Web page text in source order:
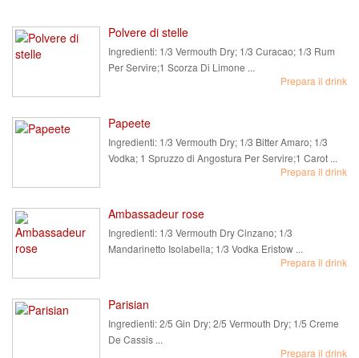
Polvere di stelle
Ingredienti: 1/3 Vermouth Dry; 1/3 Curacao; 1/3 Rum
Per Servire;1 Scorza Di Limone ...
Prepara il drink
Papeete
Ingredienti: 1/3 Vermouth Dry; 1/3 Bitter Amaro; 1/3
Vodka; 1 Spruzzo di Angostura Per Servire;1 Carot ...
Prepara il drink
Ambassadeur rose
Ingredienti: 1/3 Vermouth Dry Cinzano; 1/3
Mandarinetto Isolabella; 1/3 Vodka Eristow ...
Prepara il drink
Parisian
Ingredienti:2/5 Gin Dry; 2/5 Vermouth Dry; 1/5 Creme
De Cassis ...
Prepara il drink